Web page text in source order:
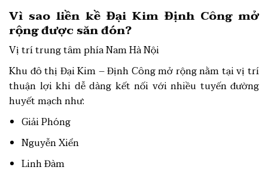
Vì sao liền kề Đại Kim Định Công mở
rộng được săn đón?
Vị trí trung tâm phía Nam Hà Nội
Khu đô thị Đại Kim – Định Công mở rộng nằm tại vị trí
thuận lợi khi dễ dàng kết nối với nhiều tuyến đường
huyết mạch như:
Giải Phóng
Nguyễn Xiển
Linh Đàm